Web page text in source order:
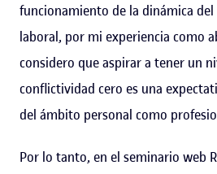
funcionamiento de la dinámica
laboral, por mi experiencia como
considero que aspirar a tener un
conflictividad cero es una
del ámbito personal como
Por lo tanto, en el seminario web